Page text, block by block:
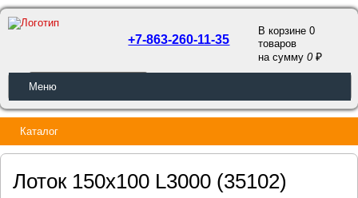
ОБРАТНЫЙ ЗВОНОК
+7-863-260-11-35
В корзине 0
товаров
на сумму0
Меню
Каталог
Лоток 150х100 L3000 (35102)